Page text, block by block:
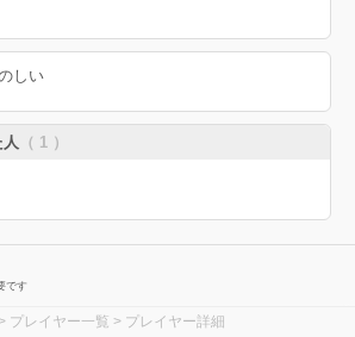
しい
（ 1 ）
です
> プレイヤー一覧 > プレイヤー詳細